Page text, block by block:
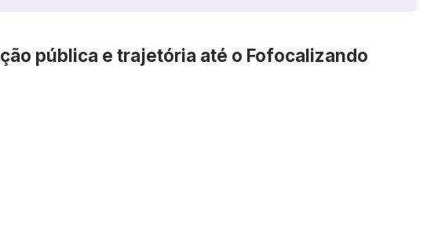
pública e trajetória até o Fofocalizando